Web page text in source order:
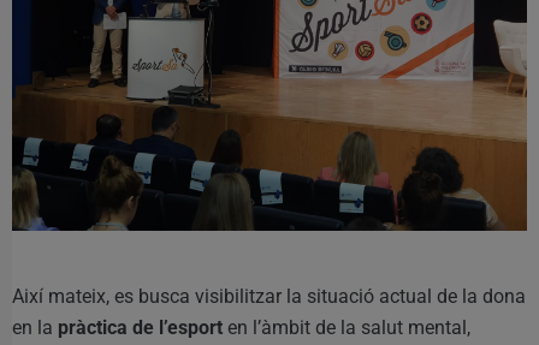
Així mateix, es busca visibilitzar la situació actual de la dona
en la pràctica de l’esport en l’àmbit de la salut mental,